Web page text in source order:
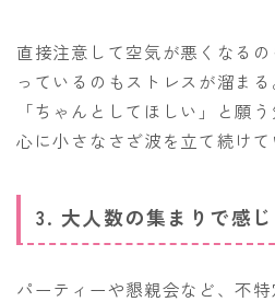
直接注意して空気が悪くなる
っているのもストレスが溜ま
「ちゃんとしてほしい」と願
心に小さなさざ波を立て続けて
3. 大人数の集まりで感
パーティーや懇親会など、不